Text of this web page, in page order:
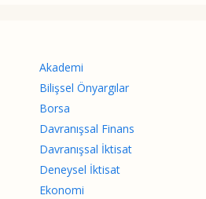
Akademi
Bilişsel Önyargılar
Borsa
Davranışsal Finans
Davranışsal İktisat
Deneysel İktisat
Ekonomi